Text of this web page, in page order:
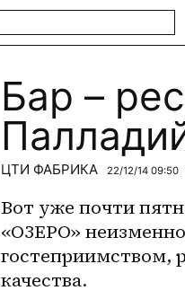
Бар –
ЦТИ ФАБРИКА 22/12/14 09:50
Вот уже почти
«ОЗЕРО»
гостеприимством,
качества.